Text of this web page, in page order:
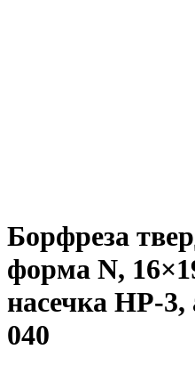
Борфреза
форма N,
насечка HP-3,
040